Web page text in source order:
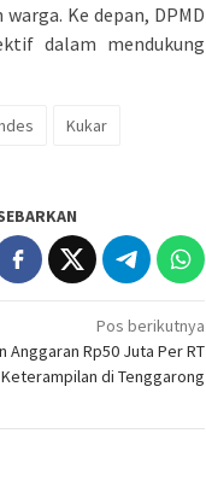
Ke depan, DPMD
dalam mendukung
Kukar
Pos berikutnya
Anggaran Rp50 Juta Per RT
di Tenggarong